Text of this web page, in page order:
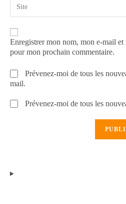
Enregistrer mon nom, mon e-mail
pour mon prochain commentaire.
Prévenez-moi de tous les
mail.
Prévenez-moi de tous les